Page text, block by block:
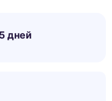
5 дней